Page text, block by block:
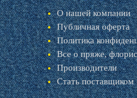
О нашей компании
Публичная оферта
Политика
Все о пряже,
Производители
Стать поставщиком